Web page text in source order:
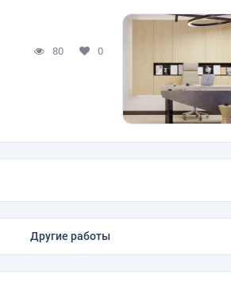
80 0
Другие работы